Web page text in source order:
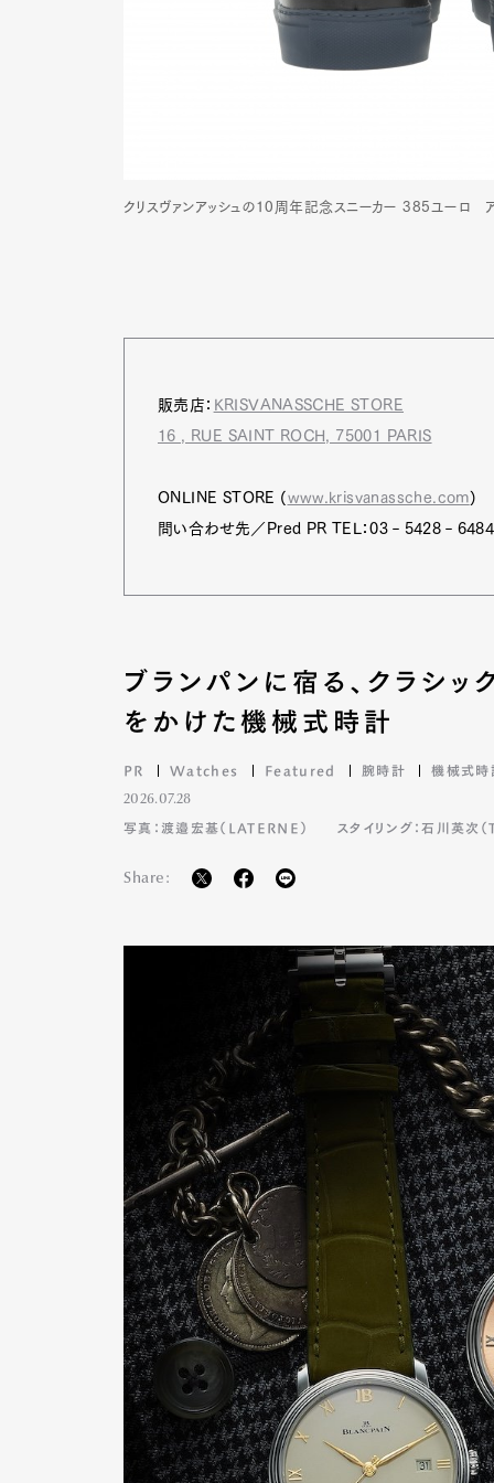
Pen
クリスヴァンアッシュの10周年記念スニーカー 385ユーロ
販売店： KRISVANASSCHE STORE
16 , RUE SAINT ROCH, 75001 PARIS
ONLINE STORE ( www.krisvanassche.com)
問い合わせ先／Pred PR TEL：03‐5428‐6484
ブランパンに宿る、クラシ
をかけた機械式時計
PR Watches Featured 腕時計 機械式時
2026.07.28
写真：渡邉宏基（LATERNE） スタイリング：石川英
Share: